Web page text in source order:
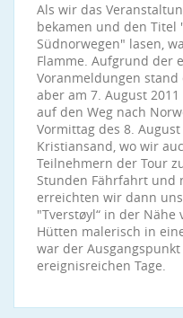
Als wir das
bekamen und den
Südnorwegen" lasen,
Flamme. Aufgrund der
Voranmeldungen
aber am 7. August
auf den Weg nach
Vormittag des 8.
Kristiansand, wo wir
Teilnehmern der Tour
Stunden Fährfahrt und
erreichten wir dann
"Tverstøyl“ in der Nähe
Hütten malerisch in
war der
ereignisreichen Tage.